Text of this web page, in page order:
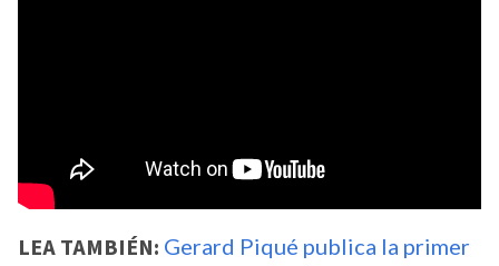
LEA TAMBIÉN: Gerard Piqué publica la primer